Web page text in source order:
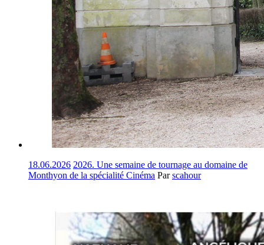
18.06.2026 2026. Une semaine de tournage au domaine de
Monthyon de la spécialité Cinéma Parscahour